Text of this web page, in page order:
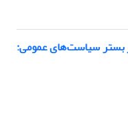
بستر سیاست‌های عمومی: